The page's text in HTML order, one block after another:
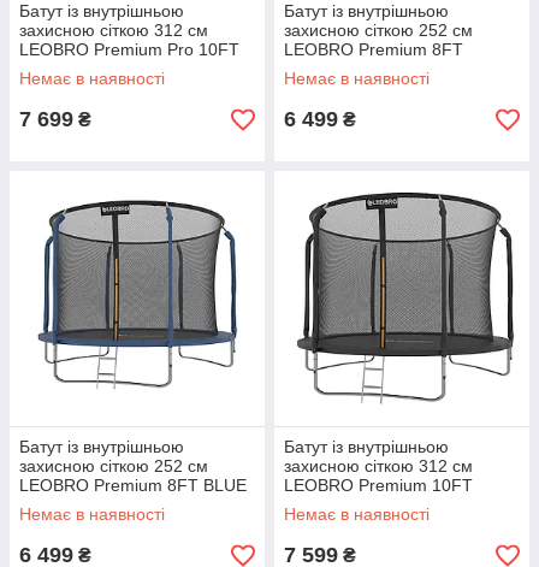
Батут із внутрішньою
захисною сіткою 312 см
LEOBRO Premium Pro 10FT
GREEN
Немає в наявності
7 699 ₴
Батут із внутрішньою
захисною сіткою 252 см
LEOBRO Premium 8FT
BLACK
Немає в наявності
6 499 ₴
Батут із внутрішньою
захисною сіткою 252 см
LEOBRO Premium 8FT BLUE
Немає в наявності
6 499 ₴
Батут із внутрішньою
захисною сіткою 312 см
LEOBRO Premium 10FT
BLACK
Немає в наявності
7 599 ₴